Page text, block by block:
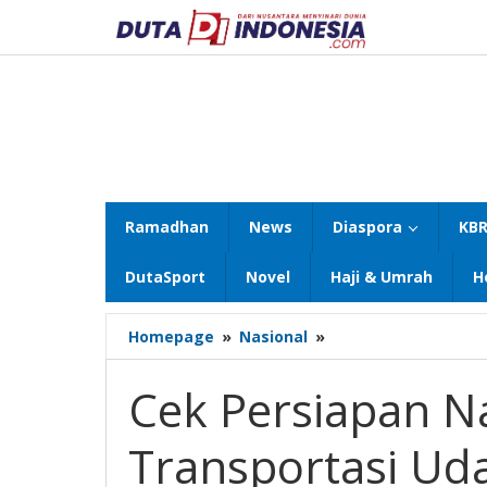
konten
Ramadhan News Diaspora
DutaSport Novel Haji & Umrah
Homepage » Nasional »
Persiapan
dan
Layanan
Transportasi
Udara,
Cek Persiapan
Transportasi